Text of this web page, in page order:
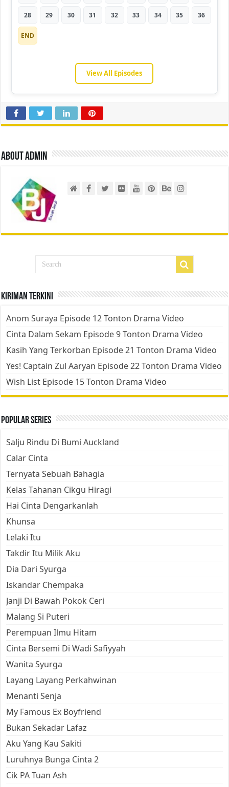
28 29 30 31 32 33 34 35 36
END
View All Episodes
About admin
Kiriman Terkini
Anom Suraya Episode 12 Tonton Drama Video
Cinta Dalam Sekam Episode 9 Tonton Drama Video
Kasih Yang Terkorban Episode 21 Tonton Drama Video
Yes! Captain Zul Aaryan Episode 22 Tonton Drama Video
Wish List Episode 15 Tonton Drama Video
Popular Series
Salju Rindu Di Bumi Auckland
Calar Cinta
Ternyata Sebuah Bahagia
Kelas Tahanan Cikgu Hiragi
Hai Cinta Dengarkanlah
Khunsa
Lelaki Itu
Takdir Itu Milik Aku
Dia Dari Syurga
Iskandar Chempaka
Janji Di Bawah Pokok Ceri
Malang Si Puteri
Perempuan Ilmu Hitam
Cinta Bersemi Di Wadi Safiyyah
Wanita Syurga
Layang Layang Perkahwinan
Menanti Senja
My Famous Ex Boyfriend
Bukan Sekadar Lafaz
Aku Yang Kau Sakiti
Luruhnya Bunga Cinta 2
Cik PA Tuan Ash